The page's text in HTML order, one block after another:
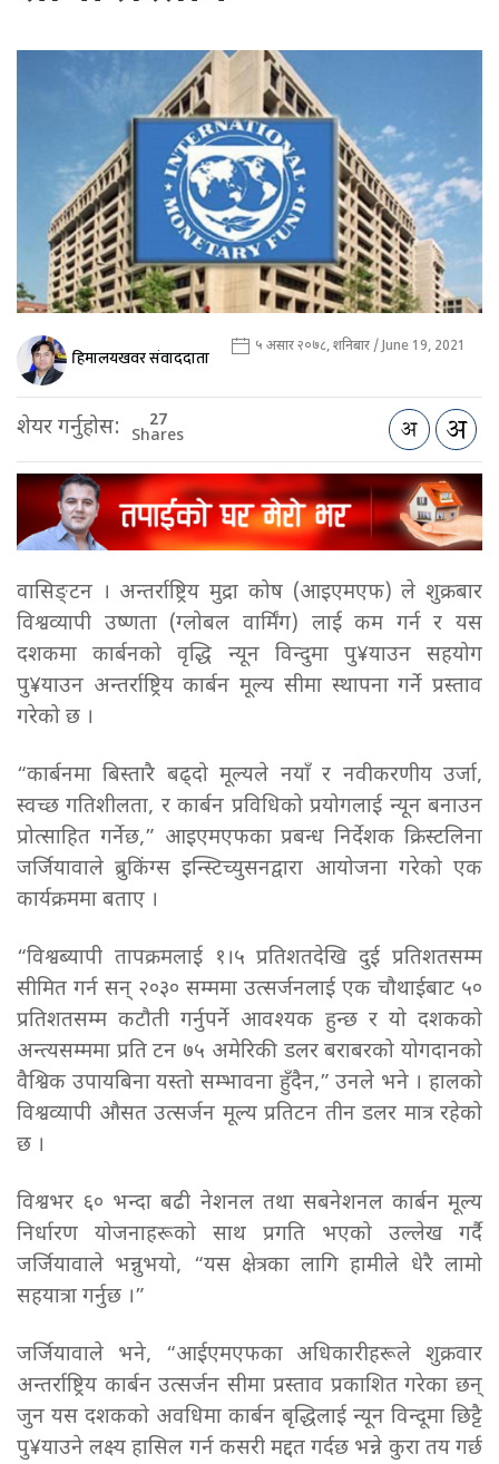
हिमालयखवर संवाददाता ५ असार २०७८, शनिबार / June 19, 2021
शेयर गर्नुहोस: 27
Shares
वासिङ्टन । अन्तर्राष्ट्रिय मुद्रा कोष (आइएमएफ) ले शुक्रबार
विश्वव्यापी उष्णता (ग्लोबल वार्मिंग) लाई कम गर्न र यस
दशकमा कार्बनको वृद्धि न्यून विन्दुमा पु¥याउन सहयोग
पु¥याउन अन्तर्राष्ट्रिय कार्बन मूल्य सीमा स्थापना गर्ने प्रस्ताव
गरेको छ ।
“कार्बनमा बिस्तारै बढ्दो मूल्यले नयाँ र नवीकरणीय उर्जा,
स्वच्छ गतिशीलता, र कार्बन प्रविधिको प्रयोगलाई न्यून बनाउन
प्रोत्साहित गर्नेछ,” आइएमएफका प्रबन्ध निर्देशक क्रिस्टलिना
जर्जियावाले ब्रुकिंग्स इन्स्टिच्युसनद्वारा आयोजना गरेको एक
कार्यक्रममा बताए ।
“विश्वब्यापी तापक्रमलाई १।५ प्रतिशतदेखि दुई प्रतिशतसम्म
सीमित गर्न सन् २०३० सम्ममा उत्सर्जनलाई एक चौथाईबाट ५०
प्रतिशतसम्म कटौती गर्नुपर्ने आवश्यक हुन्छ र यो दशकको
अन्त्यसम्ममा प्रति टन ७५ अमेरिकी डलर बराबरको योगदानको
वैश्विक उपायबिना यस्तो सम्भावना हुँदैन,” उनले भने । हालको
विश्वव्यापी औसत उत्सर्जन मूल्य प्रतिटन तीन डलर मात्र रहेको
छ ।
विश्वभर ६० भन्दा बढी नेशनल तथा सबनेशनल कार्बन मूल्य
निर्धारण योजनाहरूको साथ प्रगति भएको उल्लेख गर्दै
जर्जियावाले भन्नुभयो, “यस क्षेत्रका लागि हामीले धेरै लामो
सहयात्रा गर्नुछ ।”
जर्जियावाले भने, “आईएमएफका अधिकारीहरूले शुक्रवार
अन्तर्राष्ट्रिय कार्बन उत्सर्जन सीमा प्रस्ताव प्रकाशित गरेका छन्
जुन यस दशकको अवधिमा कार्बन बृद्धिलाई न्यून विन्दूमा छिट्टै
पु¥याउने लक्ष्य हासिल गर्न कसरी मद्दत गर्दछ भन्ने कुरा तय गर्छ